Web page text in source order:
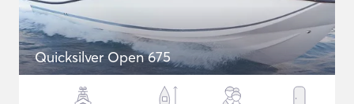
Quicksilver Open 675